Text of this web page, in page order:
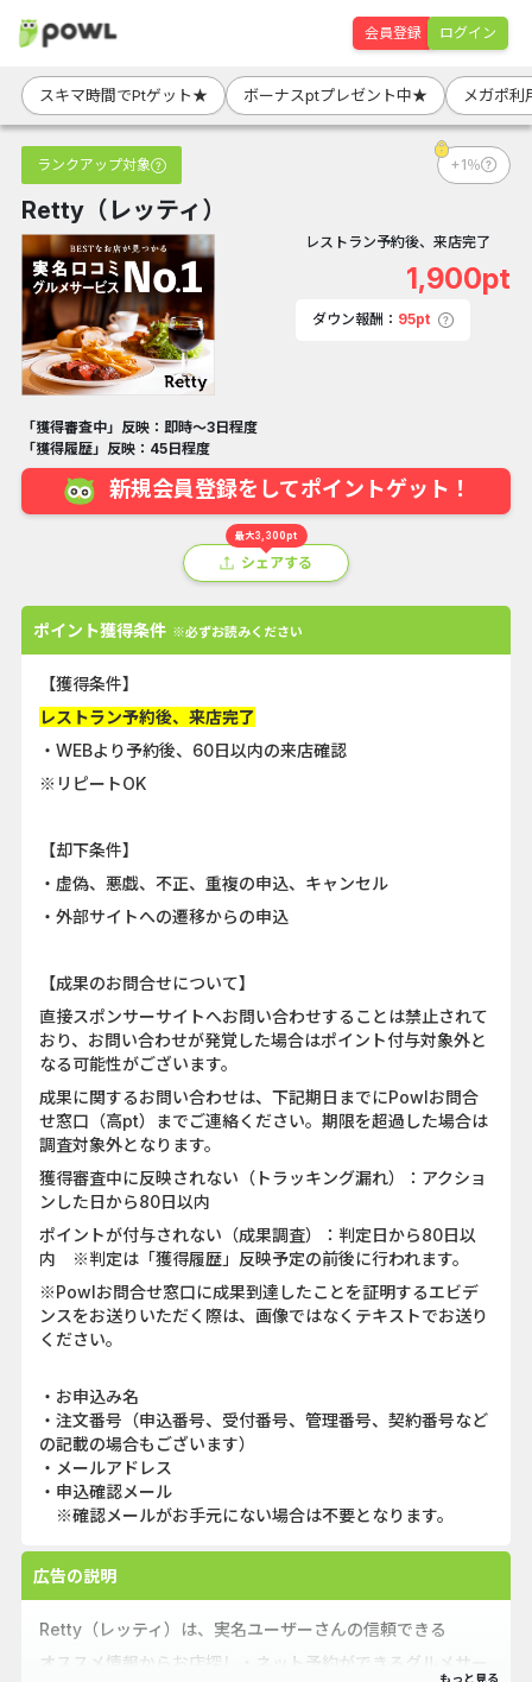
会員登録 ログイン
スキマ時間でPtゲット★ ボーナスptプレゼント中★ メガポ利
ランクアップ対象 +1％
Retty（レッティ）
レストラン予約後、来店完了
1,900pt
ダウン報酬： 95pt
「獲得審査中」反映：即時～3日程度
「獲得履歴」反映：45日程度
新規会員登録をしてポイントゲット！
最大3,300pt
シェアする
ポイント獲得条件 ※必ずお読みください
【獲得条件】
レストラン予約後、来店完了
・WEBより予約後、60日以内の来店確認
※リピートOK
【却下条件】
・虚偽、悪戯、不正、重複の申込、キャンセル
・外部サイトへの遷移からの申込
【成果のお問合せについて】
直接スポンサーサイトへお問い合わせすることは禁止されて
おり、お問い合わせが発覚した場合はポイント付与対象外と
なる可能性がございます。
成果に関するお問い合わせは、下記期日までにPowlお問合
せ窓口（高pt）までご連絡ください。期限を超過した場合は
調査対象外となります。
獲得審査中に反映されない（トラッキング漏れ）：アクショ
ンした日から80日以内
ポイントが付与されない（成果調査）：判定日から80日以
内 ※判定は「獲得履歴」反映予定の前後に行われます。
※Powlお問合せ窓口に成果到達したことを証明するエビデ
ンスをお送りいただく際は、画像ではなくテキストでお送り
ください。
・お申込み名
・注文番号（申込番号、受付番号、管理番号、契約番号など
の記載の場合もございます）
・メールアドレス
・申込確認メール
※確認メールがお手元にない場合は不要となります。
広告の説明
Retty（レッティ）は、実名ユーザーさんの信頼できる
オススメ情報からお店探し・ネット予約ができるグルメサー